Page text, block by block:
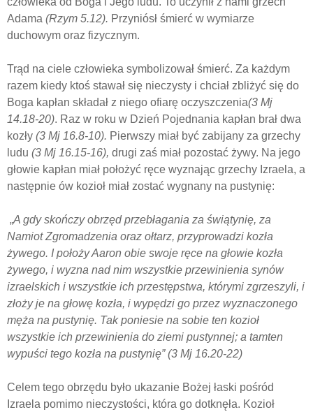
Adama (Rzym 5.12). Przyniósł śmierć w wymiarze
duchowym oraz fizycznym.
Trąd na ciele człowieka symbolizował śmierć. Za każdym
razem kiedy ktoś stawał się nieczysty i chciał zbliżyć się do
Boga kapłan składał z niego ofiarę oczyszczenia(3 Mj
14.18-20). Raz w roku w Dzień Pojednania kapłan brał dwa
kozły (3 Mj 16.8-10). Pierwszy miał być zabijany za grzechy
ludu (3 Mj 16.15-16), drugi zaś miał pozostać żywy. Na jego
głowie kapłan miał położyć ręce wyznając grzechy Izraela, a
następnie ów kozioł miał zostać wygnany na pustynię:
„A gdy skończy obrzęd przebłagania za świątynię, za
Namiot Zgromadzenia oraz ołtarz, przyprowadzi kozła
żywego. I położy Aaron obie swoje ręce na głowie kozła
żywego, i wyzna nad nim wszystkie przewinienia synów
izraelskich i wszystkie ich przestępstwa, którymi zgrzeszyli, i
złoży je na głowę kozła, i wypędzi go przez wyznaczonego
męża na pustynię. Tak poniesie na sobie ten kozioł
wszystkie ich przewinienia do ziemi pustynnej; a tamten
wypuści tego kozła na pustynię”(3 Mj 16.20-22)
Celem tego obrzędu było ukazanie Bożej łaski pośród
Izraela pomimo nieczystości, która go dotknęła. Kozioł